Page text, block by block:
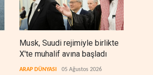
rejimiyle birlikte
avına başladı
05 Ağustos 2026
İsrailli
‘Somaliland
İSRAİL